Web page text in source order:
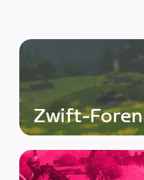
Zwift-Foren